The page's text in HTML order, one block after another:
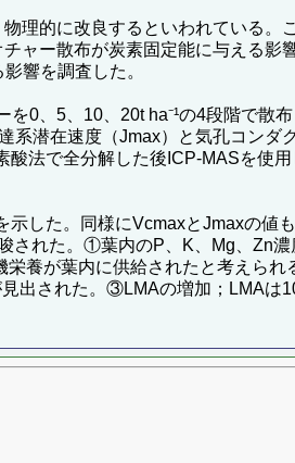
的に改良するといわれている。
ャー散布が炭素固定能に与える影
響を調査した。
0、5、10、20t ha⁻¹の4段階で散
潜在速度（Jmax）と気孔コンダ
法で全分解した後ICP-MASを使
した。同様にVcmaxとJmaxの値
れた。①葉内のP、K、Mg、Zn
養が葉内に供給されたと考えら
出された。③LMAの増加；LMAは